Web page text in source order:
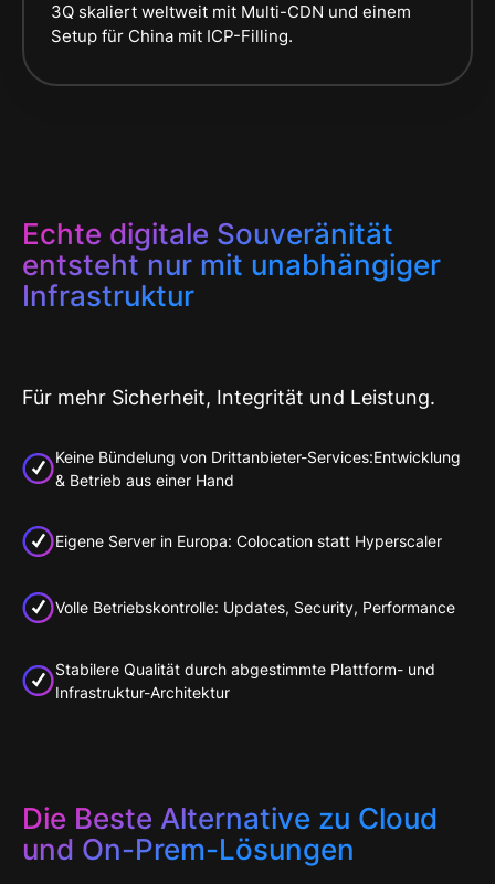
3Q skaliert weltweit mit Multi-CDN und einem
Setup für China mit ICP-Filling.
Echte digitale Souveränität
entsteht nur mit unabhängiger
Infrastruktur
Für mehr Sicherheit, Integrität und Leistung.
Keine Bündelung von Drittanbieter-Services:Entwicklung
& Betrieb aus einer Hand
Eigene Server in Europa: Colocation statt Hyperscaler
Volle Betriebskontrolle: Updates, Security, Performance
Stabilere Qualität durch abgestimmte Plattform- und
Infrastruktur-Architektur
Die Beste Alternative zu Cloud
und On-Prem-Lösungen